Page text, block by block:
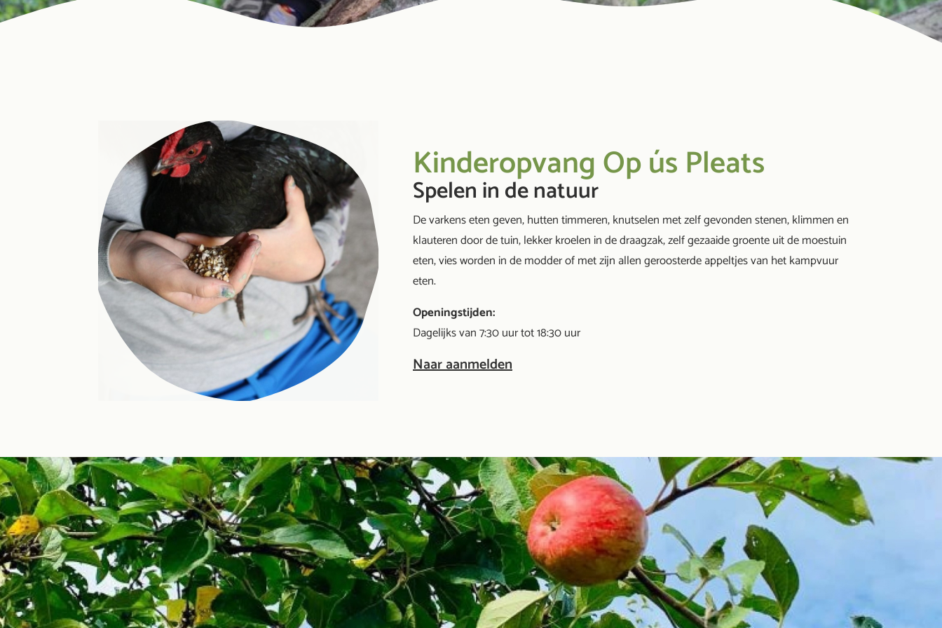
Kinderopvang Op ús Pleats
Spelen in de natuur
De varkens eten geven, hutten timmeren, knutselen met zelf gevonden stenen, klimmen en
klauteren door de tuin, lekker kroelen in de draagzak, zelf gezaaide groente uit de moestuin
eten, vies worden in de modder of met zijn allen geroosterde appeltjes van het kampvuur
eten.
Openingstijden:
Dagelijks van 7:30 uur tot 18:30 uur
Naar aanmelden